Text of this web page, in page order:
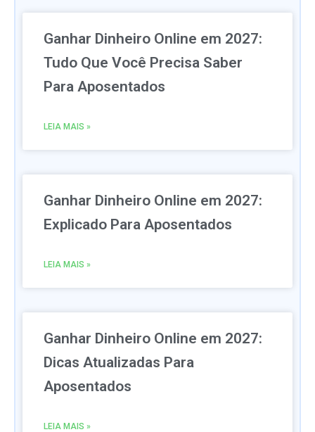
Ganhar Dinheiro Online em 2027:
Tudo Que Você Precisa Saber
Para Aposentados
LEIA MAIS »
Ganhar Dinheiro Online em 2027:
Explicado Para Aposentados
LEIA MAIS »
Ganhar Dinheiro Online em 2027:
Dicas Atualizadas Para
Aposentados
LEIA MAIS »